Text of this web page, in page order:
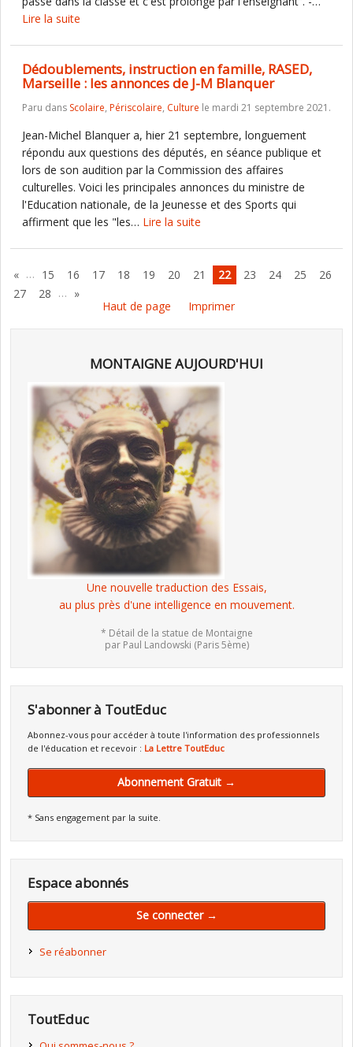
Lire la suite
Dédoublements, instruction en famille, RASED,
Marseille : les annonces de J-M Blanquer
Paru dans Scolaire, Périscolaire, Culture le mardi 21 septembre 2021.
Jean-Michel Blanquer a, hier 21 septembre, longuement
répondu aux questions des députés, en séance publique et
lors de son audition par la Commission des affaires
culturelles. Voici les principales annonces du ministre de
l'Education nationale, de la Jeunesse et des Sports qui
affirment que les "les… Lire la suite
« … 15 16 17 18 19 20 21 22 23 24 25
26
27
28 … »
Haut de page
Imprimer
MONTAIGNE AUJOURD'HUI
Une nouvelle traduction des Essais,
au plus près d'une intelligence en mouvement.
* Détail de la statue de Montaigne
par Paul Landowski (Paris 5ème)
S'abonner à ToutEduc
Abonnez-vous pour accéder à toute l'information des professionnels
de l'éducation et recevoir : La Lettre ToutEduc
Abonnement Gratuit →
* Sans engagement par la suite.
Espace abonnés
Se connecter →
Se réabonner
ToutEduc